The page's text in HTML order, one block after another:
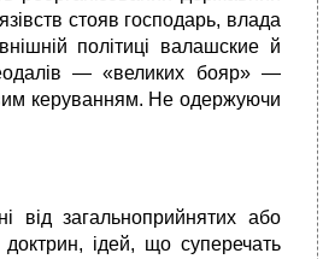
стояв господарь, влада
політиці валашские й
— «великих бояр» —
керуванням. Не одержуючи
від загальноприйнятих або
доктрин, ідей, що суперечать